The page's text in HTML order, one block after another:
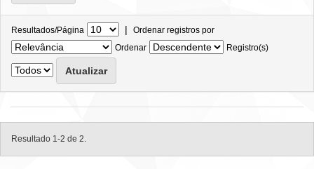
Resultados/Página | Ordenar registros por
Ordenar
Registro(s)
Resultado 1-2 de 2.